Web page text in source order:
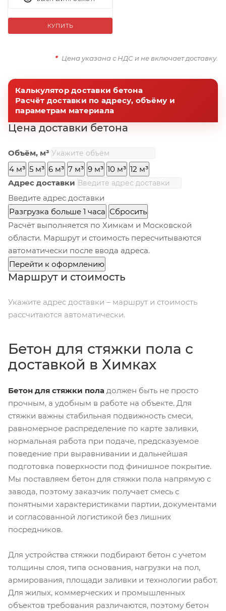
КУПИТЬ
* Цена указана с НДС и не включает доставку.
Калькулятор доставки бетона
Расчёт доставки по адресу, объёму и
параметрам материала
Цена доставки бетона
Объём, м³
4 м³ 5 м³ 6 м³ 7 м³ 9 м³ 10 м³ 12 м³
Адрес доставки
Введите адрес доставки
Разгрузка больше 1 часа Сбросить
Расчёт выполняется по Химкам и Московской
области. Маршрут и стоимость пересчитываются
автоматически после ввода адреса.
Перейти к оформлению
Маршрут и стоимость
Укажите адрес доставки – маршрут и стоимость
рассчитаются автоматически.
Бетон для стяжки пола с
доставкой в Химках
Бетон для стяжки пола должен быть не просто
прочным, а удобным в работе на объекте. Для
стяжки важны стабильная подвижность смеси,
равномерное распределение по карте заливки,
нормальная работа при подаче, предсказуемое
поведение при выравнивании и дальнейшая
подготовка поверхности под финишное покрытие.
Мы поставляем бетон для стяжки пола напрямую с
завода, поэтому заказчик получает смесь с
понятными характеристиками партии, документами
и согласованной логистикой без лишних
посредников.
Для устройства стяжки подбирают бетон с учетом
толщины слоя, типа основания, нагрузки на пол,
армирования, площади заливки и технологии работ.
Для жилых, коммерческих и промышленных
объектов требования различаются, поэтому бетон